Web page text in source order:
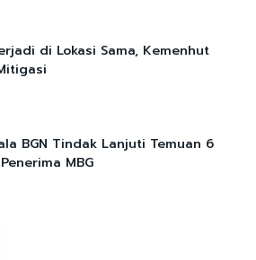
di Lokasi Sama, Kemenhut
BGN Tindak Lanjuti Temuan 6
MBG